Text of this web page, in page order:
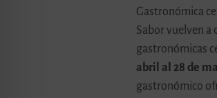
Gastronómica
Sabor vuelven a
gastronómicas
abril al 28 de
gastronómico